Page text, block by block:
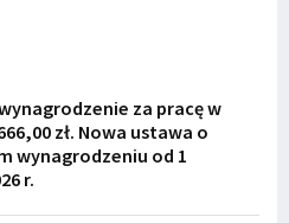
za pracę w
zł. Nowa ustawa o
wynagrodzeniu od 1
r.